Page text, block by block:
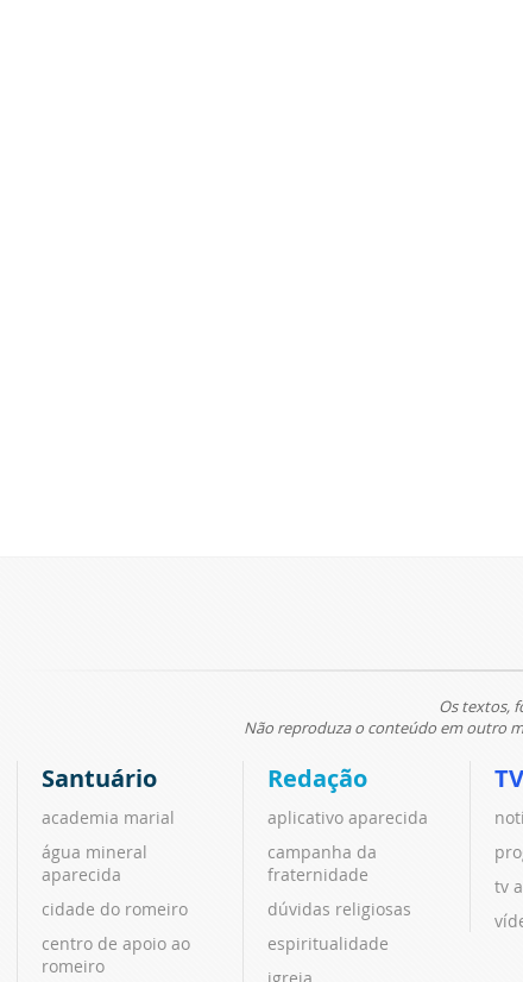
Os textos,
Não reproduza o conteúdo em outro
Santuário
academia marial
água mineral
aparecida
cidade do romeiro
centro de apoio ao
romeiro
Redação
aplicativo aparecida
campanha da
fraternidade
dúvidas religiosas
espiritualidade
igreja
tv